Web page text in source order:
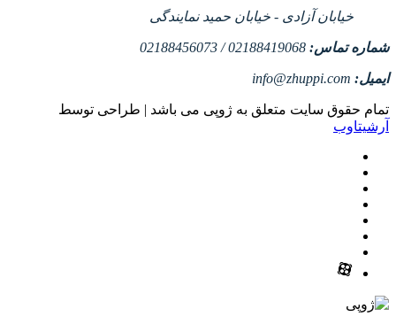
خیابان آزادی - خیابان حمید نمایندگی
شماره تماس: 02188419068 / 02188456073
ایمیل: info@zhuppi.com
تمام حقوق سایت متعلق به ژوپی می باشد | طراحی توسط
آرشیتاوب